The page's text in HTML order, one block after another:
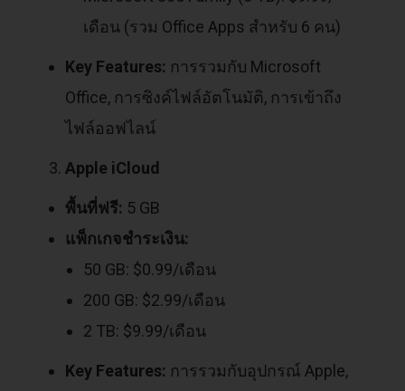
เดือน (รวม Office Apps สำหรับ 6 คน)
Key Features: การรวมกับ Microsoft
Office, การซิงค์ไฟล์อัตโนมัติ, การเข้าถึง
ไฟล์ออฟไลน์
Apple iCloud
พื้นที่ฟรี: 5 GB
แพ็กเกจชำระเงิน:
50 GB: $0.99/เดือน
200 GB: $2.99/เดือน
2 TB: $9.99/เดือน
Key Features: การรวมกับอุปกรณ์ Apple,